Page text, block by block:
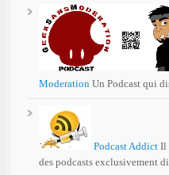
Moderation Un Podcast qui
Podcast Addict Il
des podcasts exclusivement